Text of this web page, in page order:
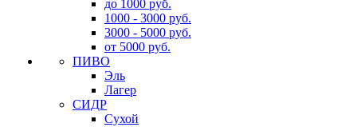
до 1000 руб.
1000 - 3000 руб.
3000 - 5000 руб.
от 5000 руб.
ПИВО
Эль
Лагер
СИДР
Сухой